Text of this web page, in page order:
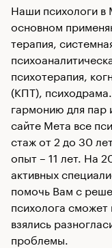
Наши психологи в
основном
терапия,
психотерапия,
(КПТ),
гармонию для пар
сайте Мета все
стаж от 2 до 30
опыт – 11 лет. На
активных
помочь Вам с
психолога сможет
взялись
проблемы.